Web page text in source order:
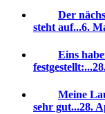
Der
steht auf...6.
Eins
festgestellt:...
Meine
sehr gut...28.